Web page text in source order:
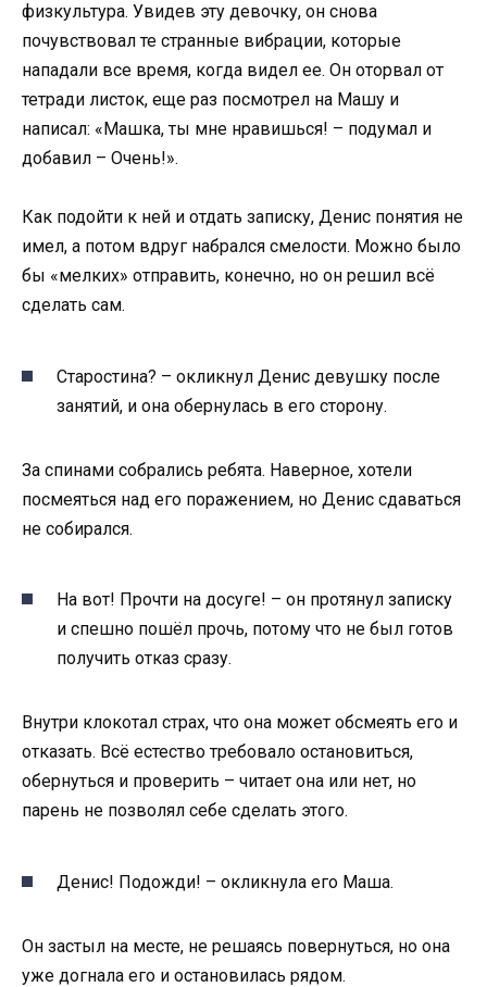
физкультура. Увидев эту девочку, он снова
почувствовал те странные вибрации, которые
нападали все время, когда видел ее. Он оторвал от
тетради листок, еще раз посмотрел на Машу и
написал: «Машка, ты мне нравишься! – подумал и
добавил – Очень!».
Как подойти к ней и отдать записку, Денис понятия не
имел, а потом вдруг набрался смелости. Можно было
бы «мелких» отправить, конечно, но он решил всё
сделать сам.
Старостина? – окликнул Денис девушку после
занятий, и она обернулась в его сторону.
За спинами собрались ребята. Наверное, хотели
посмеяться над его поражением, но Денис сдаваться
не собирался.
На вот! Прочти на досуге! – он протянул записку
и спешно пошёл прочь, потому что не был готов
получить отказ сразу.
Внутри клокотал страх, что она может обсмеять его и
отказать. Всё естество требовало остановиться,
обернуться и проверить – читает она или нет, но
парень не позволял себе сделать этого.
Денис! Подожди! – окликнула его Маша.
Он застыл на месте, не решаясь повернуться, но она
уже догнала его и остановилась рядом.